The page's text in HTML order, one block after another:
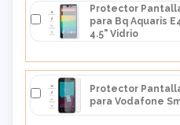
Protector
para Bq Aquaris
4.5" Vidrio
Protector
para Vodafone